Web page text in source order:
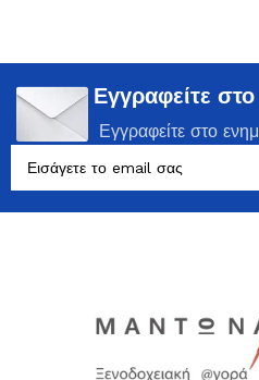
Εγγραφείτε
Εγγραφείτε στο